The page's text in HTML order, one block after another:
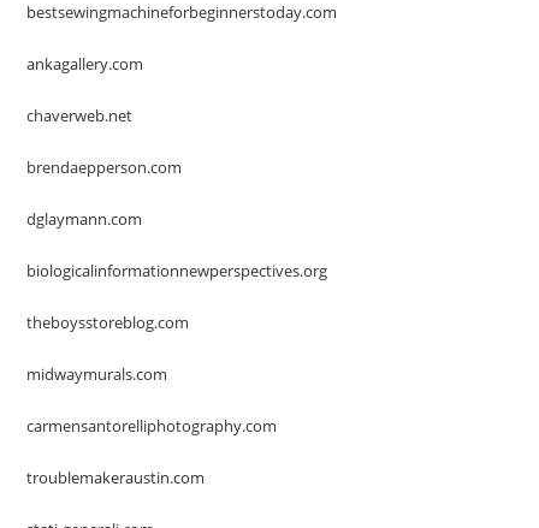
bestsewingmachineforbeginnerstoday.com
ankagallery.com
chaverweb.net
brendaepperson.com
dglaymann.com
biologicalinformationnewperspectives.org
theboysstoreblog.com
midwaymurals.com
carmensantorelliphotography.com
troublemakeraustin.com